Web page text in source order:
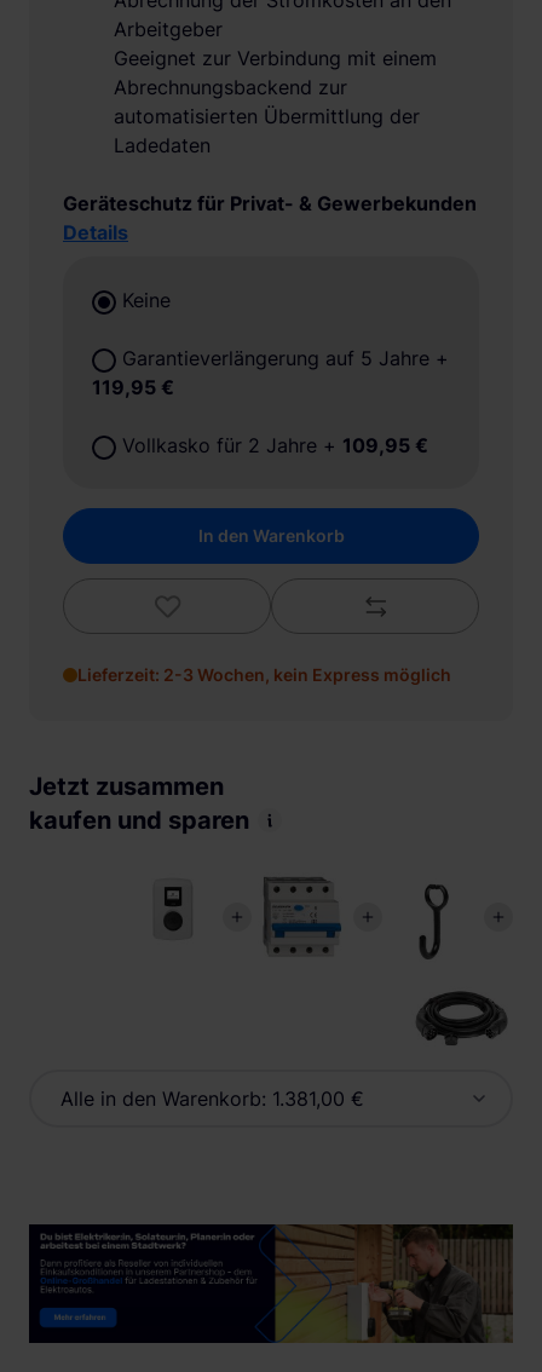
Geräteschutz für Privat- & Gewerbekunden
Details
Keine
Garantieverlängerung auf 5 Jahre +
119,95 €
Vollkasko für 2 Jahre + 109,95 €
In den Warenkorb
Lieferzeit: 2-3 Wochen, kein Express möglich
Arbeitgeber
Geeignet zur Verbindung mit einem
Abrechnungsbackend zur
automatisierten Übermittlung der
Ladedaten
Jetzt zusammen
kaufen und sparen
Alle in den Warenkorb: 1.381,00 €